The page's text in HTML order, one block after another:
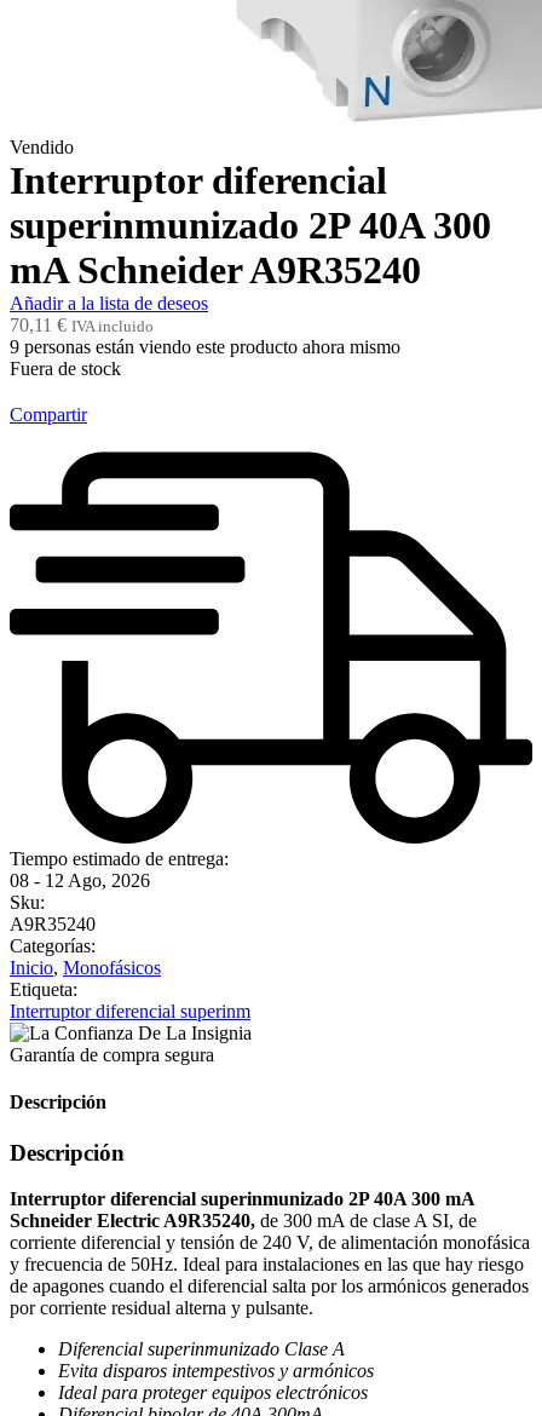
Vendido
Interruptor diferencial
superinmunizado 2P 40A 300
mA Schneider A9R35240
Añadir a la lista de deseos
70,11 € IVA incluido
9 personas están viendo este producto ahora mismo
Fuera de stock
Compartir
Tiempo estimado de entrega:
08 - 12 Ago, 2026
Sku:
A9R35240
Categorías:
Inicio, Monofásicos
Etiqueta:
Interruptor diferencial superinm
Garantía de compra segura
Descripción
Descripción
Interruptor diferencial superinmunizado 2P 40A 300 mA
Schneider Electric A9R35240, de 300 mA de clase A SI, de
corriente diferencial y tensión de 240 V, de alimentación monofásica
y frecuencia de 50Hz. Ideal para instalaciones en las que hay riesgo
de apagones cuando el diferencial salta por los armónicos generados
por corriente residual alterna y pulsante.
Diferencial superinmunizado Clase A
Evita disparos intempestivos y armónicos
Ideal para proteger equipos electrónicos